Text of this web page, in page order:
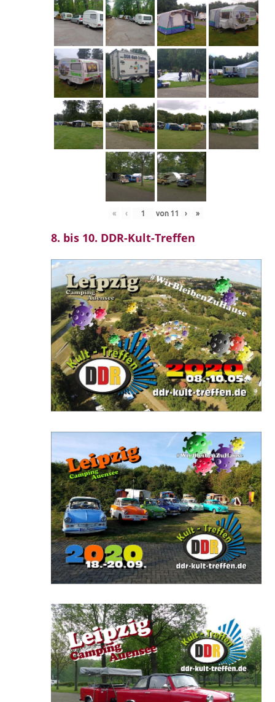
« ‹ von 11 › »
8. bis 10. DDR-Kult-Treffen